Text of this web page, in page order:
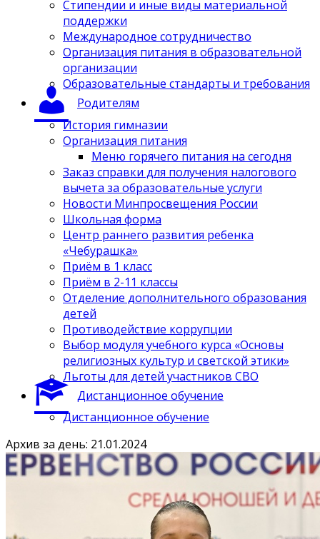
Стипендии и иные виды материальной
поддержки
Международное сотрудничество
Организация питания в образовательной
организации
Образовательные стандарты и требования
Родителям
История гимназии
Организация питания
Меню горячего питания на сегодня
Заказ справки для получения налогового
вычета за образовательные услуги
Новости Минпросвещения России
Школьная форма
Центр раннего развития ребенка
«Чебурашка»
Приём в 1 класс
Приём в 2-11 классы
Отделение дополнительного образования
детей
Противодействие коррупции
Выбор модуля учебного курса «Основы
религиозных культур и светской этики»
Льготы для детей участников СВО
Дистанционное обучение
Дистанционное обучение
Архив за день: 21.01.2024